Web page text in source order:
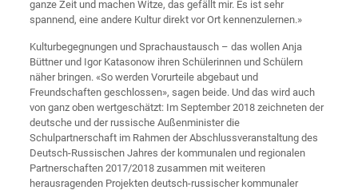
ganze Zeit und machen Witze, das gefällt mir. Es ist sehr
spannend, eine andere Kultur direkt vor Ort kennenzulernen.»
Kulturbegegnungen und Sprachaustausch – das wollen Anja
Büttner und Igor Katasonow ihren Schülerinnen und Schülern
näher bringen. «So werden Vorurteile abgebaut und
Freundschaften geschlossen», sagen beide. Und das wird auch
von ganz oben wertgeschätzt: Im September 2018 zeichneten der
deutsche und der russische Außenminister die
Schulpartnerschaft im Rahmen der Abschlussveranstaltung des
Deutsch-Russischen Jahres der kommunalen und regionalen
Partnerschaften 2017/2018 zusammen mit weiteren
herausragenden Projekten deutsch-russischer kommunaler